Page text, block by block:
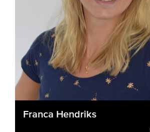
Franca Hendriks